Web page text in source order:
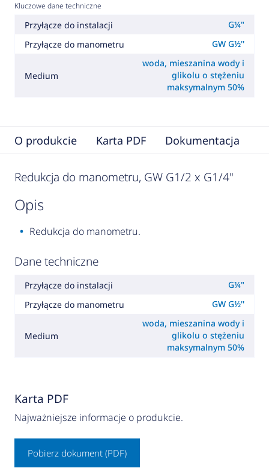
Kluczowe dane techniczne
Przyłącze do instalacji
G¼"
Przyłącze do manometru
GW G½''
Medium
woda, mieszanina wody i
glikolu o stężeniu
maksymalnym 50%
O produkcie Karta PDF Dokumentacja
Redukcja do manometru, GW G1/2 x G1/4"
opis
Redukcja do manometru.
Dane techniczne
Przyłącze do instalacji
G¼"
Przyłącze do manometru
GW G½''
Medium
woda, mieszanina wody i
glikolu o stężeniu
maksymalnym 50%
Karta PDF
Najważniejsze informacje o produkcie.
Pobierz dokument (PDF)